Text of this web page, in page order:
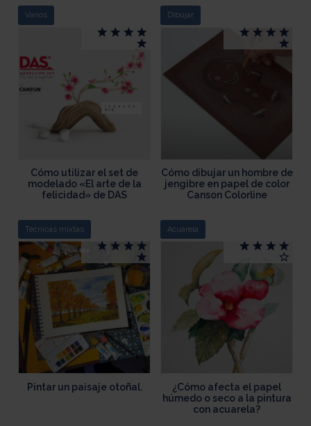
Varios
Cómo utilizar el set de
modelado «El arte de la
felicidad» de DAS
Dibujar
Cómo dibujar un hombre de
jengibre en papel de color
Canson Colorline
Técnicas mixtas
Pintar un paisaje otoñal.
Acuarela
¿Cómo afecta el papel
húmedo o seco a la pintura
con acuarela?